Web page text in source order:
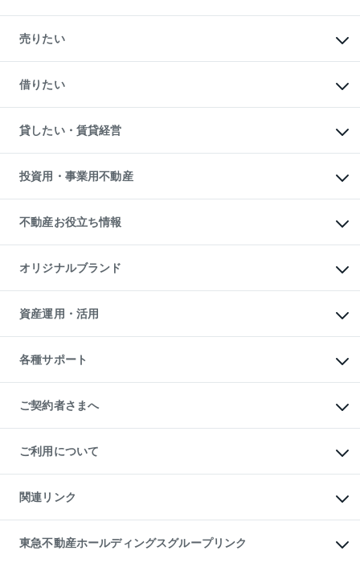
新築・分譲マンションの購入
中古マンションの購入
一戸建ての購入
中古一戸建ての購入
不動産購入の流れ
注目キーワード物件特集
購入ガイド
English 繁体中文簡体中文
売りたい
一戸建ての売却・査定
土地の売却・査定
スピードAI査定
不動産査定について
不動産売却の流れ
不動産買換えの流れ
売却ガイド
借りたい
オフィス・店舗の賃貸
借りるときの流れ
借りるガイド
貸したい・賃貸経営
マンション賃料データ
賃貸管理プラン
リロケーションについて
貸すガイド
投資用・事業用不動産
事業用不動産
マンション投資
投資用マンション
アパート経営
収益物件
ビル購入（ビル一棟）
投資用不動産の売却査定
事業用不動産の売却査定
不動産お役立ち情報
マンションライブラリー
人気マンションランキング
暮らしに役立つ不動産メディア
不動産相場・不動産価格情報
不動産コラム・ニュース
不動産用語集
不動産なんでもネット相談室
住まいの税金
オリジナルブランド
一棟リノベーションマンション
L`GENTE（ルジェンテ）
区分リノベーションマンション
投資用一棟レジデンスWELL
不動産小口投資
LEGACIA（レガシア）
資産運用・活用
不動産M&A
アセットマネジメント・出資
各種サポート
相続サポート
リフォームサポート
ご契約者さまへ
ご紹介・再契約特典
入居者様専用-各種ご案内（賃貸）
東急こすもす会「こすもすWeb」
ご利用について
金融商品取引について
東急リバブル ソーシャルメディアポリシー
ご意見・お問い合わせ（金融商品取引専用の相談・お問い合わせ窓口）
ダイレクトメール（郵送物）・Eメールなどの送付停止について
関連リンク
これからご結婚される方に東急百貨店のブライダルクラブ
人材サービスのご用命は 東急リバブルスタッフ株式会社まで
東急不動産ホールディングスグループリンク